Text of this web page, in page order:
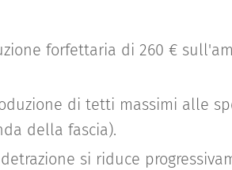
forfettaria di 260 €
di tetti massimi alle
della fascia).
si riduce